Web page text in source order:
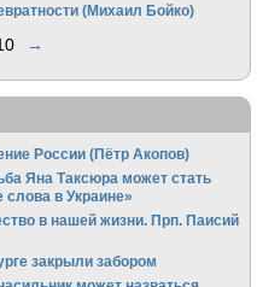
(Михаил Бойко)
→
России (Пётр Акопов)
Яна Таксюра может стать
слова в Украине»
в нашей жизни. Прп. Паисий
закрыли забором